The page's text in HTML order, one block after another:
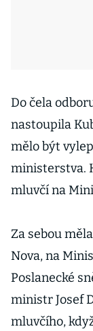
Do čela
nastoupila
mělo být
ministerstva.
mluvčí na
Za sebou
Nova, na
Poslanecké
ministr Josef
mluvčího,